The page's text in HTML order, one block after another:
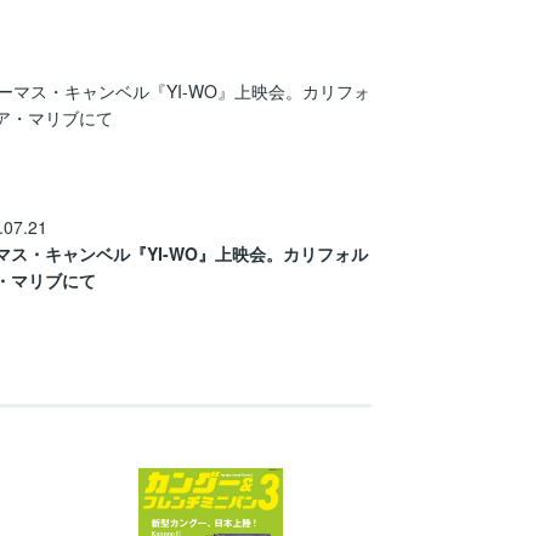
ス・キャンベル『YI-WO』上映会。カリフォル
マリブにて